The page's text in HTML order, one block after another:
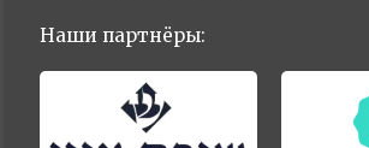
Наши партнёры: